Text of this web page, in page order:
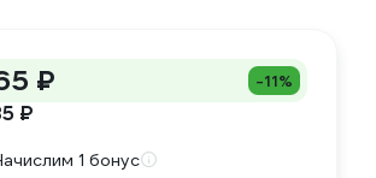
₽ -11%
₽
1 бонус